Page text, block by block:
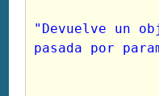
"Devuelve un
pasada por